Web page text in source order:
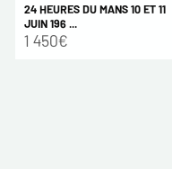
24 HEURES DU MANS 10 ET 11
JUIN 196 ...
1 450€